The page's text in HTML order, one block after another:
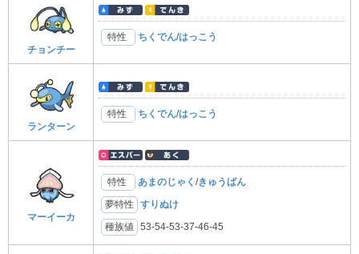
チョンチー
特性 ちくでん/はっこう
ランターン
特性 ちくでん/はっこう
マーイーカ
特性 あまのじゃく /きゅうばん
夢特性 すりぬけ
種族値 53-54-53-37-46-45